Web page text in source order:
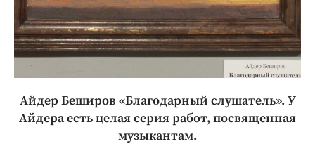
Айдер Беширов «Благодарный слушатель». У
Айдера есть целая серия работ, посвященная
музыкантам.